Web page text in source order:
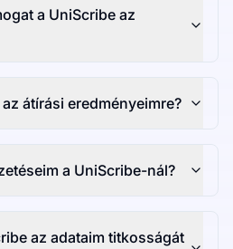
a UniScribe az
átírási eredményeimre?
a UniScribe-nál?
az adataim titkosságát